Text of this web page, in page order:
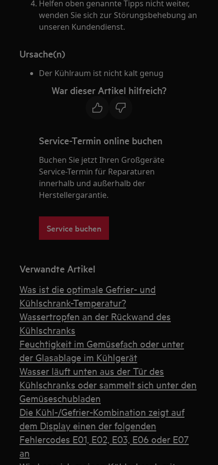
Helfen oben genannte Tipps nicht weiter,
wenden Sie sich zur Störungsbehebung an
unseren Kundendienst.
Ursache(n)
Der Kühlraum ist nicht kalt genug
War dieser Artikel hilfreich?
Service-Termin online buchen
Buchen Sie jetzt Ihren Großgeräte
Service-Termin für Reparaturen
innerhalb und außerhalb der
Herstellergarantie.
Service buchen
Verwandte Artikel
Was ist die optimale Gefrier- und
Kühlschrank-Temperatur?
Wassertropfen an der Rückwand des
Kühlschranks
Feuchtigkeit im Gemüsefach oder unter
der Glasablage im Kühlgerät
Wasser läuft unten aus der Tür des
Kühlschranks oder sammelt sich unter den
Gemüseschubladen
Die Kühl-/Gefrier-Kombination zeigt auf
dem Display einen der folgenden
Fehlercodes E01, E02, E03, E06 oder E07
an